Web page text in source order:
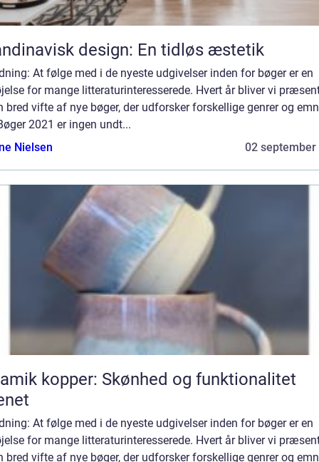
design: En tidløs æstetik
At følge med i de nyeste udgivelser inden for bøger er en
for mange litteraturinteresserede. Hvert år bliver vi
bred vifte af nye bøger, der udforsker forskellige genrer og
2021 er ingen undt...
Nielsen
02 september
kopper: Skønhed og funktionalitet
At følge med i de nyeste udgivelser inden for bøger er en
for mange litteraturinteresserede. Hvert år bliver vi
bred vifte af nye bøger, der udforsker forskellige genrer og